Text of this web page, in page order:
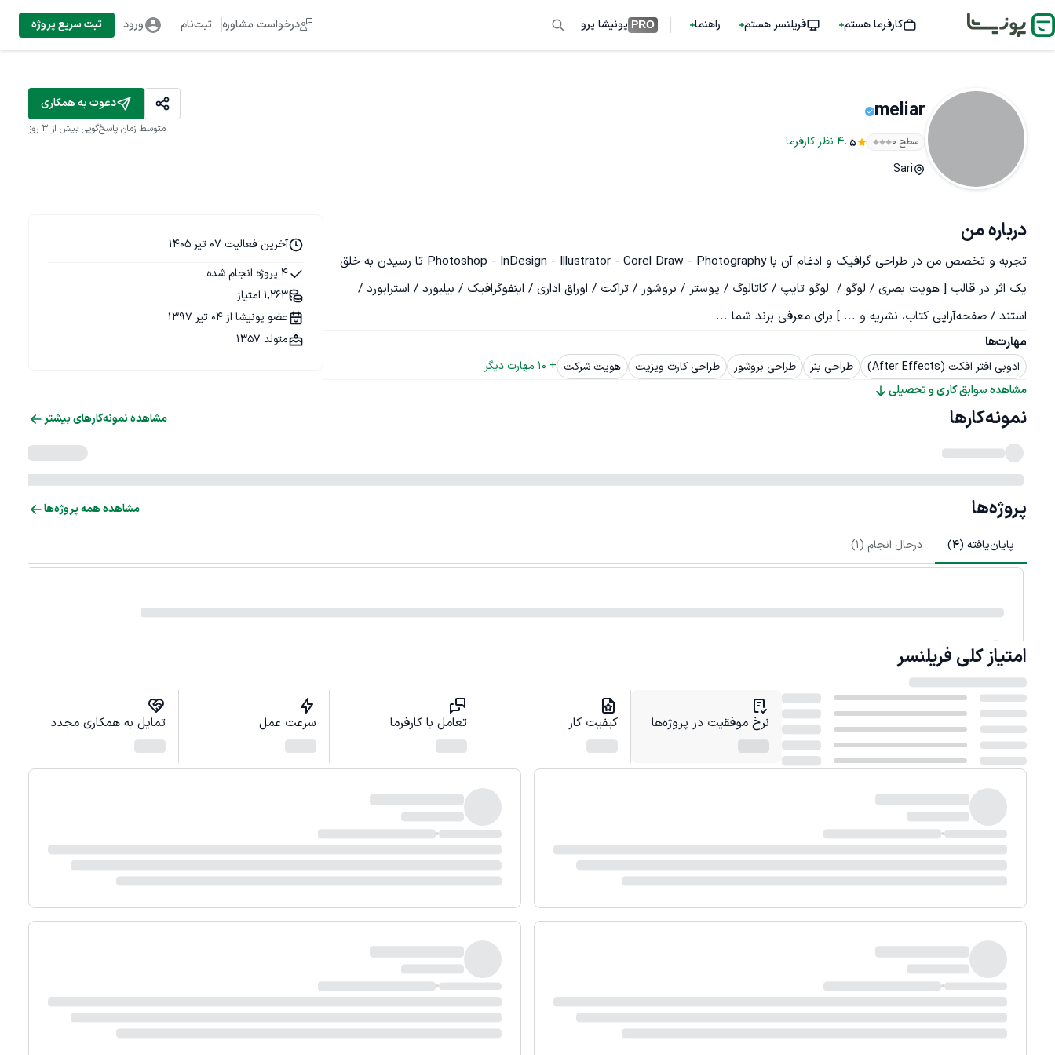
کارفرما هستم فریلنسر هستم راهنما PRO پونیشا پرو درخواست مشاوره ثبت‌نام ورود ثبت سریع پروژه
meliar
سطح ۰ 5
.
4 نظر کارفرما
Sari
دعوت به همکاری
متوسط زمان پاسخ‌گویی بیش از ۳ روز
درباره من
تجربه و تخصص من در طراحی گرافیک و ادغام آن با Photoshop - InDesign - Illustrator - Corel Draw - Photography تا رسیدن به خلق
یک اثر در قالب [ هویت بصری / لوگو /  لوگو تایپ / کاتالوگ / پوستر / بروشور / تراکت / اوراق اداری / اینفوگرافیک / بیلبورد / استرابورد /
استند / صفحه‌آرایی کتاب، نشریه و ... ] برای معرفی برند شما ...
مهارت‌ها
ادوبی افتر افکت (After Effects) طراحی بنر طراحی بروشور طراحی کارت ویزیت هویت شرکت +
10 مهارت دیگر
مشاهده سوابق کاری و تحصیلی
آخرین فعالیت 07 تیر 1405
4 پروژه انجام شده
1,263 امتیاز
عضو پونیشا از 04 تیر 1397
متولد 1357
نمونه‌کارها مشاهده نمونه‌کارهای بیشتر
پروژه‌ها مشاهده همه پروژه‌ها
پایان‌یافته (4
) درحال انجام (1
)
امتیاز کلی فریلنسر
نرخ موفقیت در پروژه‌ها کیفیت کار تعامل با کارفرما سرعت عمل تمایل به همکاری مجدد